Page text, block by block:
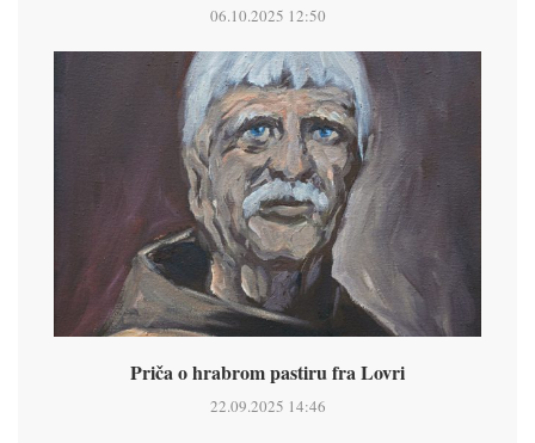
06.10.2025 12:50
Priča o hrabrom pastiru fra Lovri
22.09.2025 14:46